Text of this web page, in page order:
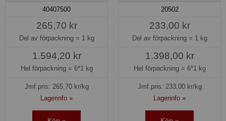
40407500
265,70 kr
Del av förpackning = 1 kg
1.594,20 kr
Hel förpackning = 6*1 kg
Jmf.pris: 265,70kr/kg
Lagerinfo »
20502
233,00 kr
Del av förpackning = 1 kg
1.398,00 kr
Hel förpackning = 6*1 kg
Jmf.pris: 233,00kr/kg
Lagerinfo »